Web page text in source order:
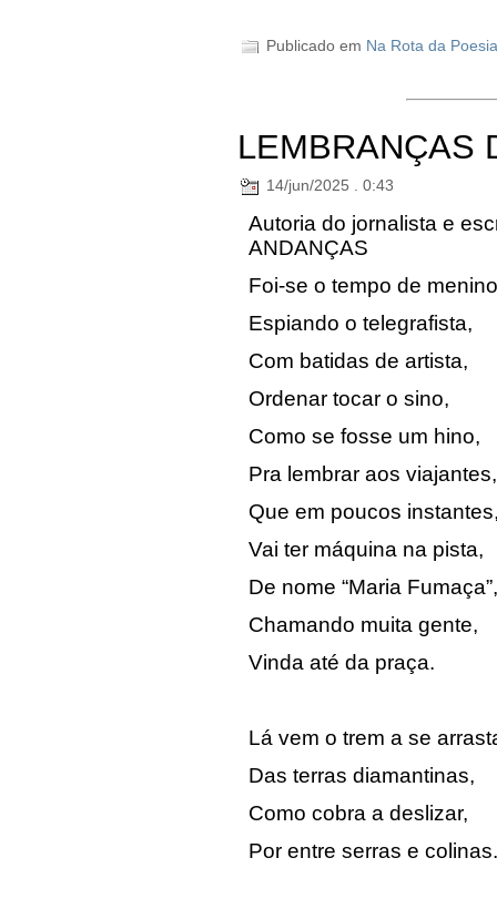
Publicado em Na Rota da Poesia
LEMBRANÇAS
14/jun/2025 . 0:43
Autoria do jornalista e
ANDANÇAS
Foi-se o tempo de
Espiando o telegrafista,
Com batidas de artista,
Ordenar tocar o sino,
Como se fosse um hino,
Pra lembrar aos viajantes,
Que em poucos
Vai ter máquina na pista,
De nome “Maria Fumaça”,
Chamando muita gente,
Vinda até da praça.
Lá vem o trem a se
Das terras diamantinas,
Como cobra a deslizar,
Por entre serras e colinas.